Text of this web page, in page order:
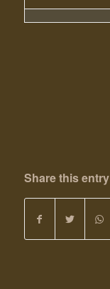
Share this entry